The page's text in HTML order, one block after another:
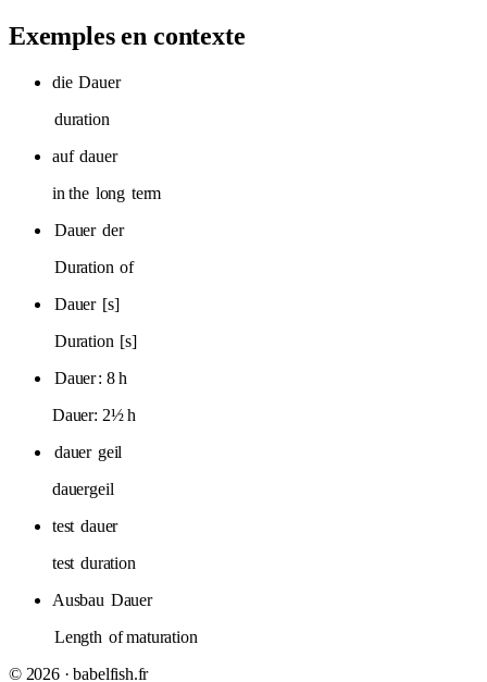
Exemples en contexte
die Dauer
duration
auf dauer
in the long term
Dauer der
Duration of
Dauer [s]
Duration [s]
Dauer: 8 h
Dauer: 2½ h
dauer geil
dauergeil
test dauer
test duration
Ausbau Dauer
Length of maturation
© 2026 · babelfish.fr